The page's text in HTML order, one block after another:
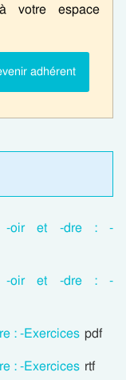
votre espace
adhérent
-oir et -dre : -
-oir et -dre : -
: -Exercices pdf
: -Exercices rtf